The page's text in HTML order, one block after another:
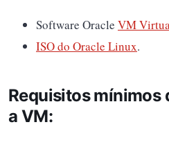
Software Oracle VM
ISO do Oracle Linux.
Requisitos mínimos
a VM: